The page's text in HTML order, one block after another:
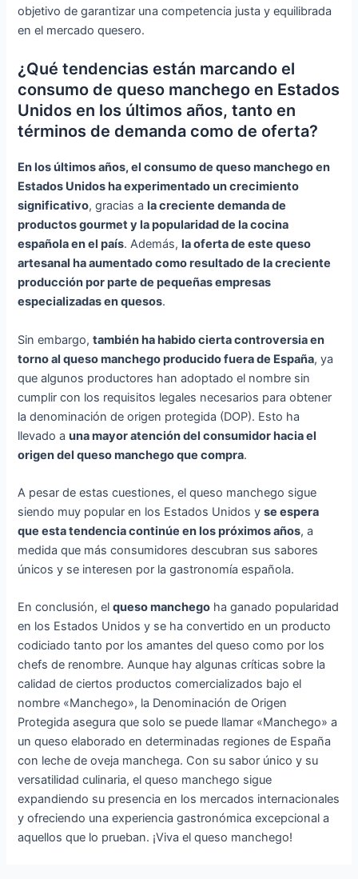
objetivo de garantizar una competencia justa y equilibrada
en el mercado quesero.
¿Qué tendencias están marcando el
consumo de queso manchego en Estados
Unidos en los últimos años, tanto en
términos de demanda como de oferta?
En los últimos años, el consumo de queso manchego en
Estados Unidos ha experimentado un crecimiento
significativo, gracias ala creciente demanda de
productos gourmet y la popularidad de la cocina
española en el país. Además,la oferta de este queso
artesanal ha aumentado como resultado de la creciente
producción por parte de pequeñas empresas
especializadas en quesos.
Sin embargo,también ha habido cierta controversia en
torno al queso manchego producido fuera de España, ya
que algunos productores han adoptado el nombre sin
cumplir con los requisitos legales necesarios para obtener
la denominación de origen protegida (DOP). Esto ha
llevado auna mayor atención del consumidor hacia el
origen del queso manchego que compra.
A pesar de estas cuestiones, el queso manchego sigue
siendo muy popular en los Estados Unidos yse espera
que esta tendencia continúe en los próximos años, a
medida que más consumidores descubran sus sabores
únicos y se interesen por la gastronomía española.
En conclusión, elqueso manchego ha ganado popularidad
en los Estados Unidos y se ha convertido en un producto
codiciado tanto por los amantes del queso como por los
chefs de renombre. Aunque hay algunas críticas sobre la
calidad de ciertos productos comercializados bajo el
nombre «Manchego», la Denominación de Origen
Protegida asegura que solo se puede llamar «Manchego» a
un queso elaborado en determinadas regiones de España
con leche de oveja manchega. Con su sabor único y su
versatilidad culinaria, el queso manchego sigue
expandiendo su presencia en los mercados internacionales
y ofreciendo una experiencia gastronómica excepcional a
aquellos que lo prueban. ¡Viva el queso manchego!